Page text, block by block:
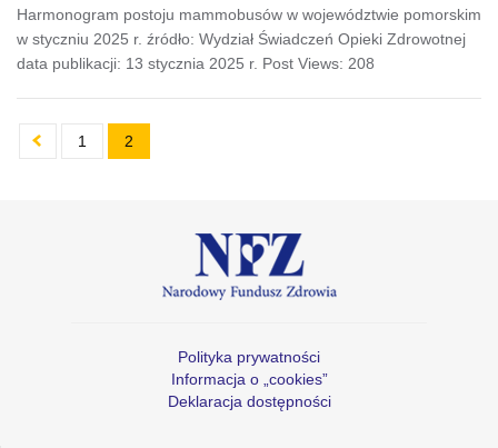
Harmonogram postoju mammobusów w województwie pomorskim
w styczniu 2025 r. źródło: Wydział Świadczeń Opieki Zdrowotnej
data publikacji: 13 stycznia 2025 r. Post Views: 208
1 2
Polityka prywatności
Informacja o „cookies”
Deklaracja dostępności